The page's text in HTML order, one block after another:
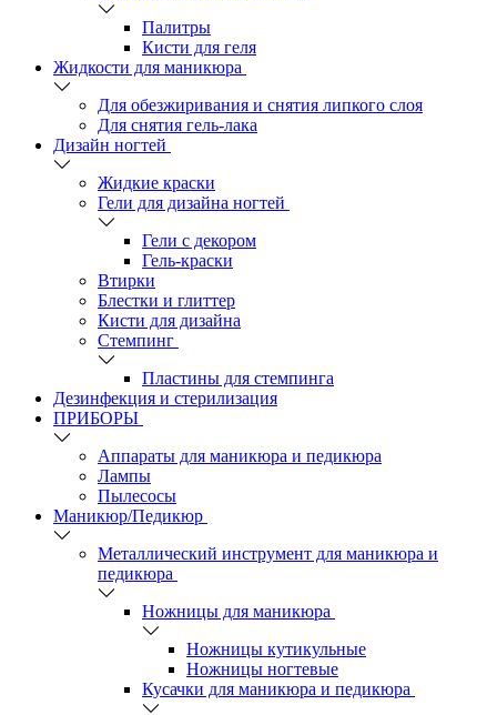
Палитры
Кисти для геля
Жидкости для маникюра
Для обезжиривания и снятия липкого слоя
Для снятия гель-лака
Дизайн ногтей
Жидкие краски
Гели для дизайна ногтей
Гели с декором
Гель-краски
Втирки
Блестки и глиттер
Кисти для дизайна
Стемпинг
Пластины для стемпинга
Дезинфекция и стерилизация
ПРИБОРЫ
Аппараты для маникюра и педикюра
Лампы
Пылесосы
Маникюр/Педикюр
Металлический инструмент для маникюра и
педикюра
Ножницы для маникюра
Ножницы кутикульные
Ножницы ногтевые
Кусачки для маникюра и педикюра